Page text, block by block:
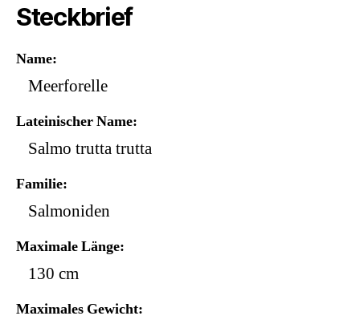
Steckbrief
Name
Meerforelle
Lateinischer Name
Salmo trutta trutta
Familie
Salmoniden
Maximale Länge
130 cm
Maximales Gewicht